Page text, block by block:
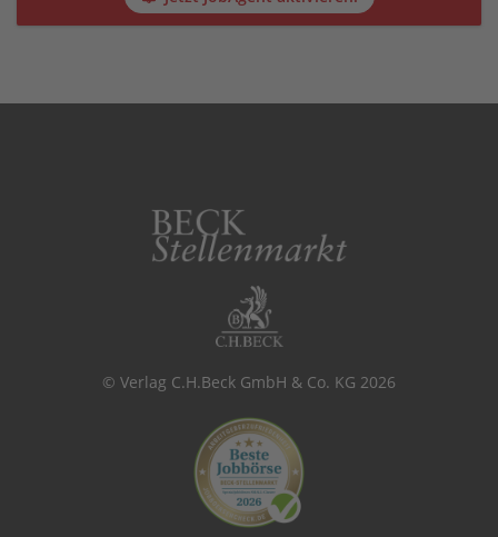
© Verlag C.H.Beck GmbH & Co. KG 2026